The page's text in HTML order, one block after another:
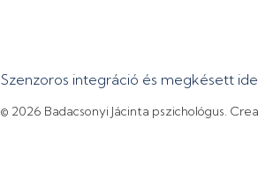
Szenzoros integráció és megkésett
© 2026 Badacsonyi Jácinta pszichológus.